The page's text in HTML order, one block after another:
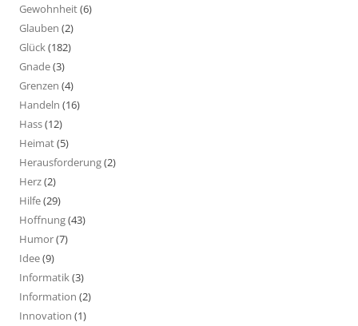
Gewohnheit(6)
Glauben (2)
Glück(182)
Gnade(3)
Grenzen (4)
Handeln (16)
Hass(12)
Heimat(5)
Herausforderung(2)
Herz(2)
Hilfe(29)
Hoffnung(43)
Humor(7)
Idee(9)
Informatik(3)
Information (2)
Innovation (1)